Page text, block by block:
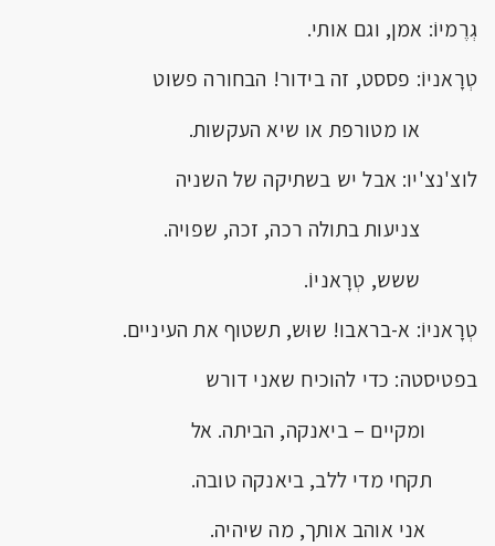
גְרֶמיוֹ: אמן, וגם אותי.
טְרָאניוֹ: פססט, זה בידור! הבחורה פשוט
או מטורפת או שיא העקשות.
לוצ'נצ'יו: אבל יש בשתיקה של השניה
צניעות בתולה רכה, זכה, שפויה.
ששש, טְרָאניוֹ.
טְרָאניוֹ: א-בראבו! שוּש, תשטוף את העיניים.
בפטיסטה: כדי להוכיח שאני דורש
ומקיים – ביאנקה, הביתה. אל
תקחי מדי ללב, ביאנקה טובה.
אני אוהב אותך, מה שיהיה.